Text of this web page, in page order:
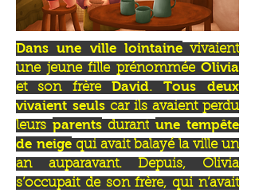
Dans une ville lointaine vivaient
une jeune fille prénommée Olivia
et son frère David. Tous deux
vivaient seuls car ils avaient perdu
leurs parents durant une tempête
de neige qui avait balayé la ville un
an auparavant. Depuis, Olivia
s’occupait de son frère, qui n’avait